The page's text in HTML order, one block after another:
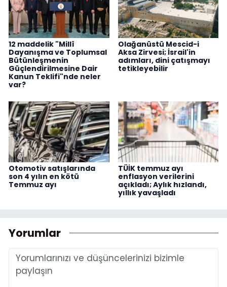
12 maddelik "Millî
Dayanışma ve Toplumsal
Bütünleşmenin
Güçlendirilmesine Dair
Kanun Teklifi"nde neler
var?
Olağanüstü Mescid-i
Aksa Zirvesi; İsrail'in
adımları, dini çatışmayı
tetikleyebilir
Otomotiv satışlarında
son 4 yılın en kötü
Temmuz ayı
TÜİK temmuz ayı
enflasyon verilerini
açıkladı; Aylık hızlandı,
yıllık yavaşladı
Yorumlar